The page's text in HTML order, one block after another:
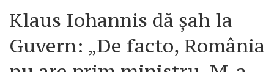
Klaus Iohannis dă șah la
Guvern: „De facto, România